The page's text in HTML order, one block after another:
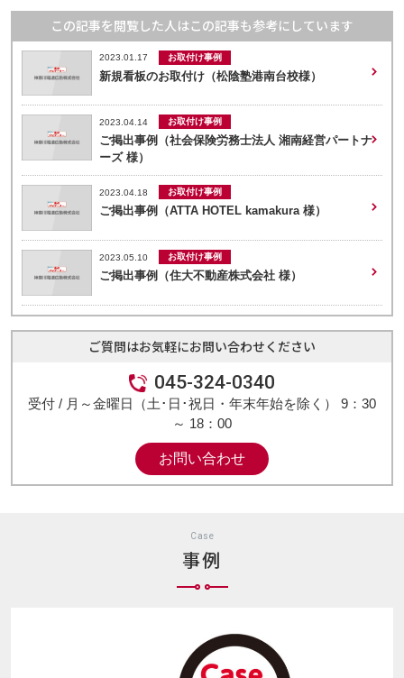
閉じる
この記事を閲覧した人はこの記事も参考にしています
2023.01.17 お取付け事例
新規看板のお取付け（松陰塾港南台校様）
2023.04.14 お取付け事例
ご掲出事例（社会保険労務士法人 湘南経営パートナ
ーズ 様）
2023.04.18 お取付け事例
ご掲出事例（ATTA HOTEL kamakura 様）
2023.05.10 お取付け事例
ご掲出事例（住大不動産株式会社 様）
ご質問はお気軽にお問い合わせください
045-324-0340
受付 / 月～金曜日（土･日･祝日・年末年始を除く） 9：30
～ 18：00
お問い合わせ
Case
事例